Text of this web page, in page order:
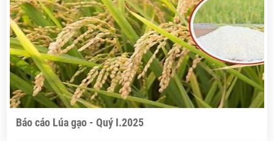
Báo cáo Lúa gạo - Quý I.2025